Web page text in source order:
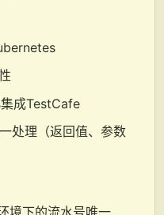
成TestCafe
处理（返回值、参数
境下的流水号唯一